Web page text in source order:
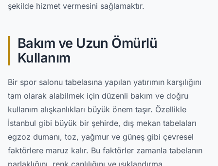
şekilde hizmet vermesini sağlamaktır.
Bakım ve Uzun Ömürlü
Kullanım
Bir spor salonu tabelasına yapılan yatırımın karşılığını
tam olarak alabilmek için düzenli bakım ve doğru
kullanım alışkanlıkları büyük önem taşır. Özellikle
İstanbul gibi büyük bir şehirde, dış mekan tabelaları
egzoz dumanı, toz, yağmur ve güneş gibi çevresel
faktörlere maruz kalır. Bu faktörler zamanla tabelanın
parlaklığını, renk canlılığını ve ışıklandırma